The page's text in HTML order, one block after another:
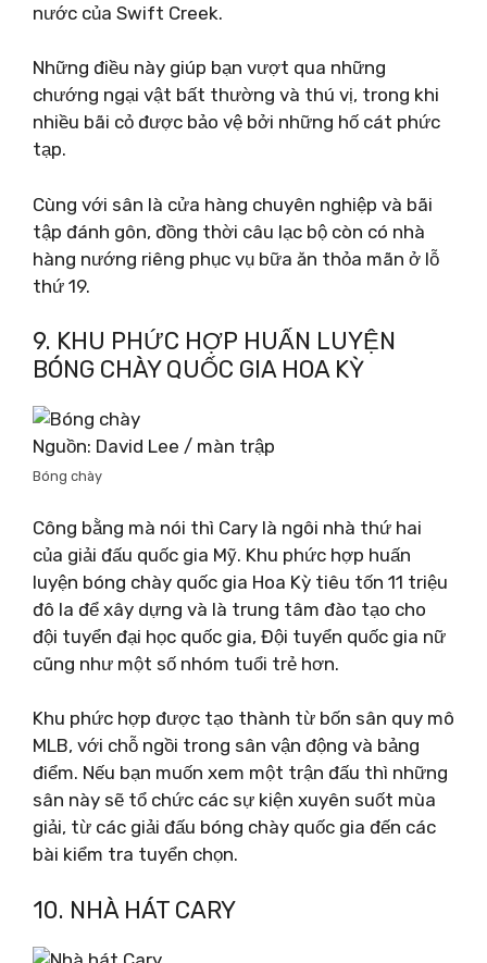
nước của Swift Creek.
Những điều này giúp bạn vượt qua những
chướng ngại vật bất thường và thú vị, trong khi
nhiều bãi cỏ được bảo vệ bởi những hố cát phức
tạp.
Cùng với sân là cửa hàng chuyên nghiệp và bãi
tập đánh gôn, đồng thời câu lạc bộ còn có nhà
hàng nướng riêng phục vụ bữa ăn thỏa mãn ở lỗ
thứ 19.
9. KHU PHỨC HỢP HUẤN LUYỆN
BÓNG CHÀY QUỐC GIA HOA KỲ
Nguồn: David Lee / màn trập
Bóng chày
Công bằng mà nói thì Cary là ngôi nhà thứ hai
của giải đấu quốc gia Mỹ. Khu phức hợp huấn
luyện bóng chày quốc gia Hoa Kỳ tiêu tốn 11 triệu
đô la để xây dựng và là trung tâm đào tạo cho
đội tuyển đại học quốc gia, Đội tuyển quốc gia nữ
cũng như một số nhóm tuổi trẻ hơn.
Khu phức hợp được tạo thành từ bốn sân quy mô
MLB, với chỗ ngồi trong sân vận động và bảng
điểm. Nếu bạn muốn xem một trận đấu thì những
sân này sẽ tổ chức các sự kiện xuyên suốt mùa
giải, từ các giải đấu bóng chày quốc gia đến các
bài kiểm tra tuyển chọn.
10. NHÀ HÁT CARY